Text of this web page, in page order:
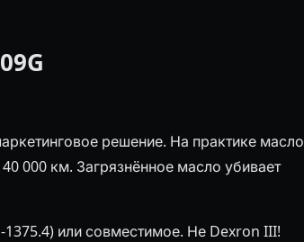
решение. На практике масло
000 км. Загрязнённое масло убивает
1375.4) или совместимое. Не Dexron III!